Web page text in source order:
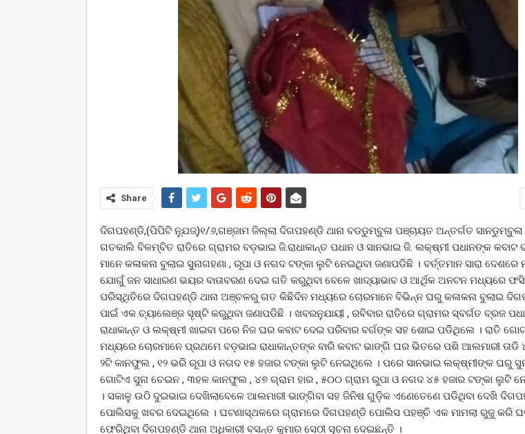
Share
ଦିଗପହଣ୍ଡି,(ପିପିଟି ନ୍ଯୁଜ୍)୧/୬,ଗଞ୍ଜାମ ଜିଲ୍ଲା ଦିଗପହଣ୍ଡି ଥାନା ବଡଡୁମ୍ବୁଳା ପଞ୍ଚାୟତ ଅନ୍ତର୍ଗତ ସାନଡୁମ୍ବୁଳା
ଗତକାଲି ବିଳମ୍ବିତ ରାତିରେ ଗ୍ରାମର ବଡ଼ଭାଇ ଜି.ରାଧାକାନ୍ତ ପଧାନ ଓ ସାନଭାଇ ଜି. ଲକ୍ଷ୍ମୀ ପଧାନଙ୍କ କବାଟ
ମାନେ କଳାକନା ବୁଲାଇ ସୁନାଗହଣା , ରୂପା ଓ ନଗଦ ଟଙ୍କା ଲୁଟି ନେଇଥିବା ଜଣାପଡିଛି । ବର୍ତ୍ତମାନ ସାରା ଦେଶରେ
ଯୋଗୁଁ ଜନ ସାଧାରଣ ଭୟର ବାତାବରଣ ଦେଇ ଗତି କରୁଥିବା ବେଳେ ଖାଦ୍ୟାଭାବ ଓ ଆର୍ଥିକ ଅନଟନ ମଧ୍ୟରେ
ପରିସ୍ଥିତିରେ ଦିଗପହଣ୍ଡି ଥାନା ଅଞ୍ଚଳରୁ ଗତ କିଛିଦିନ ମଧ୍ୟରେ ଚୋରମାନେ ବିଭିନ୍ନ ଘରୁ କଳାକନା ବୁଲାଇ
ପାଇଁ ଏକ ଚ୍ୟାଲେଞ୍ଜ ସୃଷ୍ଟି କରୁଥିବା ଜଣାପଡିଛି । ଖବରନୁଯାୟୀ , ରବିବାର ରାତିରେ ଗ୍ରାମର ସ୍ବର୍ଗତ ବ୍ରଜ
ରାଧାକାନ୍ତ ଓ ଲକ୍ଷ୍ମୀ ଖାଇବା ପରେ ନିଜ ଘର କବାଟ ଦେଇ ପରିବାର ବର୍ଗଙ୍କ ସହ ଶୋଇ ପଡିଥିଲେ । ରାତି
ମଧ୍ୟରେ ଚୋରମାନେ ପ୍ରଥମେ ବଡ଼ଭାଇ ରାଧାକାନ୍ତଙ୍କ ବାରି କବାଟ ଭାଙ୍ଗି ଘର ଭିତରେ ପଶି ଆଲମାରୀ ତାଡି
୨ଟି କାନଫୁଲ , ୧୨ ଭରି ରୂପା ଓ ନଗଦ ୧୫ ହଜାର ଟଙ୍କା ଲୁଟି ନେଇଥିଲେ । ପରେ ସାନଭାଇ ଲକ୍ଷ୍ମୀଙ୍କ ଘରୁ
ଗୋଟିଏ ସୁନା ଚେଇନ , ୩ହଳ କାନଫୁଲ , ୪୭ ଗ୍ରାମ ହାର , ୫୦୦ ଗ୍ରାମ ରୁପା ଓ ନଗଦ ୪୫ ହଜାର ଟଙ୍କା ଲୁଟି
। ସକାଳୁ ଉଠି ଦୁଇଭାଇ ଦେଖିଲାବେଳେ ଆଲମାରୀ ଭାଙ୍ଗିବା ସହ ଜିନିଷ ଗୁଡ଼ିକ ଏଣେତେଣେ ପଡିଥିବା ଦେଖି
ପୋଲିସକୁ ଖବର ଦେଇଥିଲେ । ଘଟଣାସ୍ଥଳରେ ଗ୍ରାମରେ ଦିଗପହଣ୍ଡି ପୋଲିସ ପହଞ୍ଚି ଏକ ମାମଲା ରୁଜୁ କରି
ଫେରିଥିବା ଦିଗପହଣ୍ଡି ଥାନା ଅଧିକାରୀ ବସନ୍ତ କୁମାର ସେଠୀ ସୂଚନା ଦେଇଛନ୍ତି ।